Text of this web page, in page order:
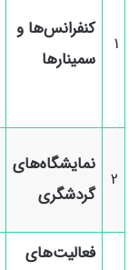
1
کنفرانس‌ها و
سمینارها
2
نمایشگاه‌های
گردشگری
فعالیت‌های